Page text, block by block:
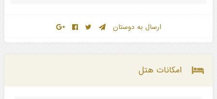
ارسال به دوستان
امکانات هتل